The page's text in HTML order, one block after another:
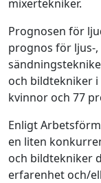
mixertekniker.
Prognosen för
prognos för ljus-,
och bildtekniker i
kvinnor och 77
Enligt
en liten
och bildtekniker
erfarenhet och/